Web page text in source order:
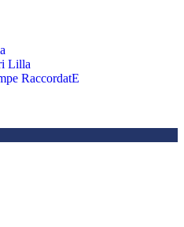
Lilla
RaccordatE